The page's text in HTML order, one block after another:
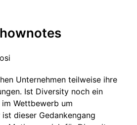
Unternehmen teilweise ihre
Ist Diversity noch ein
Wettbewerb um
dieser Gedankengang